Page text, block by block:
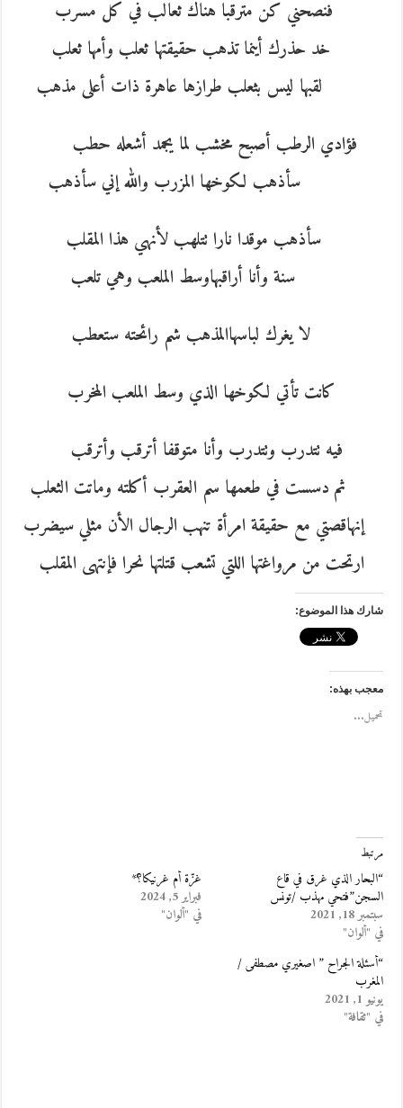
فنصحني كن مترقبا هناك ثعالب في كل مسرب
خد حذرك أينما تذهب حقيقتها ثعلب وأمها ثعلب
لقبها ليس بثعلب طرازها عاهرة ذات أعلى مذهب
فؤادي الرطب أصبح مخشب لما يجمد أشعله حطب
سأذهب لكوخها المزرب والله إني سأذهب
سأذهب موقدا نارا تتلهب لأنهي هذا المقلب
سنة وأنا أراقبهاوسط الملعب وهي تلعب
لا يغرك لباسهاالمذهب شم رائحته ستعطب
كانت تأتي لكوخها الذي وسط الملعب المخرب
فيه تتدرب وتتدرب وأنا متوقفا أترقب وأترقب
ثم دسست في طعمها سم العقرب أكلته وماتت الثعلب
إنهاقصتي مع حقيقة امرأة تنهب الرجال الأن مثلي سيضرب
ارتحت من مرواغتها اللتي تشعب قتلتها نحرا فإنتهى المقلب
شارك هذا الموضوع:
معجب بهذه:
تحميل...
مرتبط
“البحار الذي غرق في قاع
السجن”فتحي مهذب /تونس
سبتمبر 18, 2021
في "ألوان"
غزّة أم غرنيكا؟*
فبراير 5, 2024
في "ألوان"
“أسئلة الجراح ” اصغيري مصطفى /
المغرب
يونيو 1, 2021
في "ثقافة"